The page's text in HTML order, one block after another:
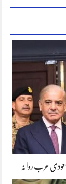
عرب روانہ